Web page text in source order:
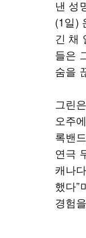
낸 성
(1일)
긴 채
들은
숨을
그린
오주
록밴
연극
캐나
했다”
경험